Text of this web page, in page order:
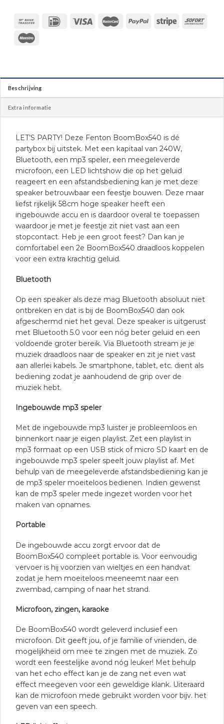
Beschrijving
Extra informatie
LET’S PARTY! Deze Fenton BoomBox540 is dé
partybox bij uitstek. Met een kapitaal van 240W,
Bluetooth, een mp3 speler, een meegeleverde
microfoon, een LED lichtshow die op het geluid
reageert en een afstandsbediening kan je met deze
speaker betrouwbaar een feestje bouwen. Deze maar
liefst rijkelijk 58cm hoge speaker heeft een
ingebouwde accu en is daardoor overal te toepassen
waardoor je met je feestje zit niet vast aan een
stopcontact. Heb je een groot feest? Dan kan je
comfortabel een 2e BoomBox540 draadloos koppelen
voor een extra krachtig geluid.
Bluetooth
Op een speaker als deze mag Bluetooth absoluut niet
ontbreken en dat is bij de BoomBox540 dan ook
afgeschermd niet het geval. Deze speaker is uitgerust
met Bluetooth 5.0 voor een nóg beter geluid en een
voldoende groter bereik. Via Bluetooth stream je je
muziek draadloos naar de speaker en zit je niet vast
aan allerlei kabels. Je smartphone, tablet, etc. dient als
bediening zodat je aanhoudend de grip over de
muziek hebt.
Ingebouwde mp3 speler
Met de ingebouwde mp3 luister je probleemloos en
binnenkort naar je eigen playlist. Zet een playlist in
mp3 formaat op een USB stick of micro SD kaart en de
ingebouwde mp3 speler speelt jouw playlist af. Met
behulp van de meegeleverde afstandsbediening kan je
de mp3 speler moeiteloos bedienen. Indien gewenst
kan de mp3 speler mede ingezet worden voor het
maken van opnames.
Portable
De ingebouwde accu zorgt ervoor dat de
BoomBox540 compleet portable is. Voor eenvoudig
vervoer is hij voorzien van wieltjes en een handvat
zodat je hem moeiteloos meeneemt naar een
zwembad, camping of naar het strand.
Microfoon, zingen, karaoke
De BoomBox540 wordt geleverd inclusief een
microfoon. Dit geeft jou, of je familie of vrienden, de
mogelijkheid om mee te zingen met de muziek. Zo
wordt een feestelijke avond nóg leuker! Met behulp
van het echo effect kan je de zang net even wat
effect meegeven voor een geweldige klank. Uiteraard
kan de microfoon mede gebruikt worden voor bijv. het
geven van een speech.